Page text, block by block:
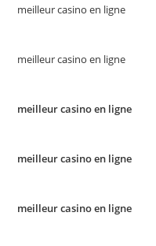
meilleur casino en ligne
meilleur casino en ligne
meilleur casino en ligne
meilleur casino en ligne
meilleur casino en ligne